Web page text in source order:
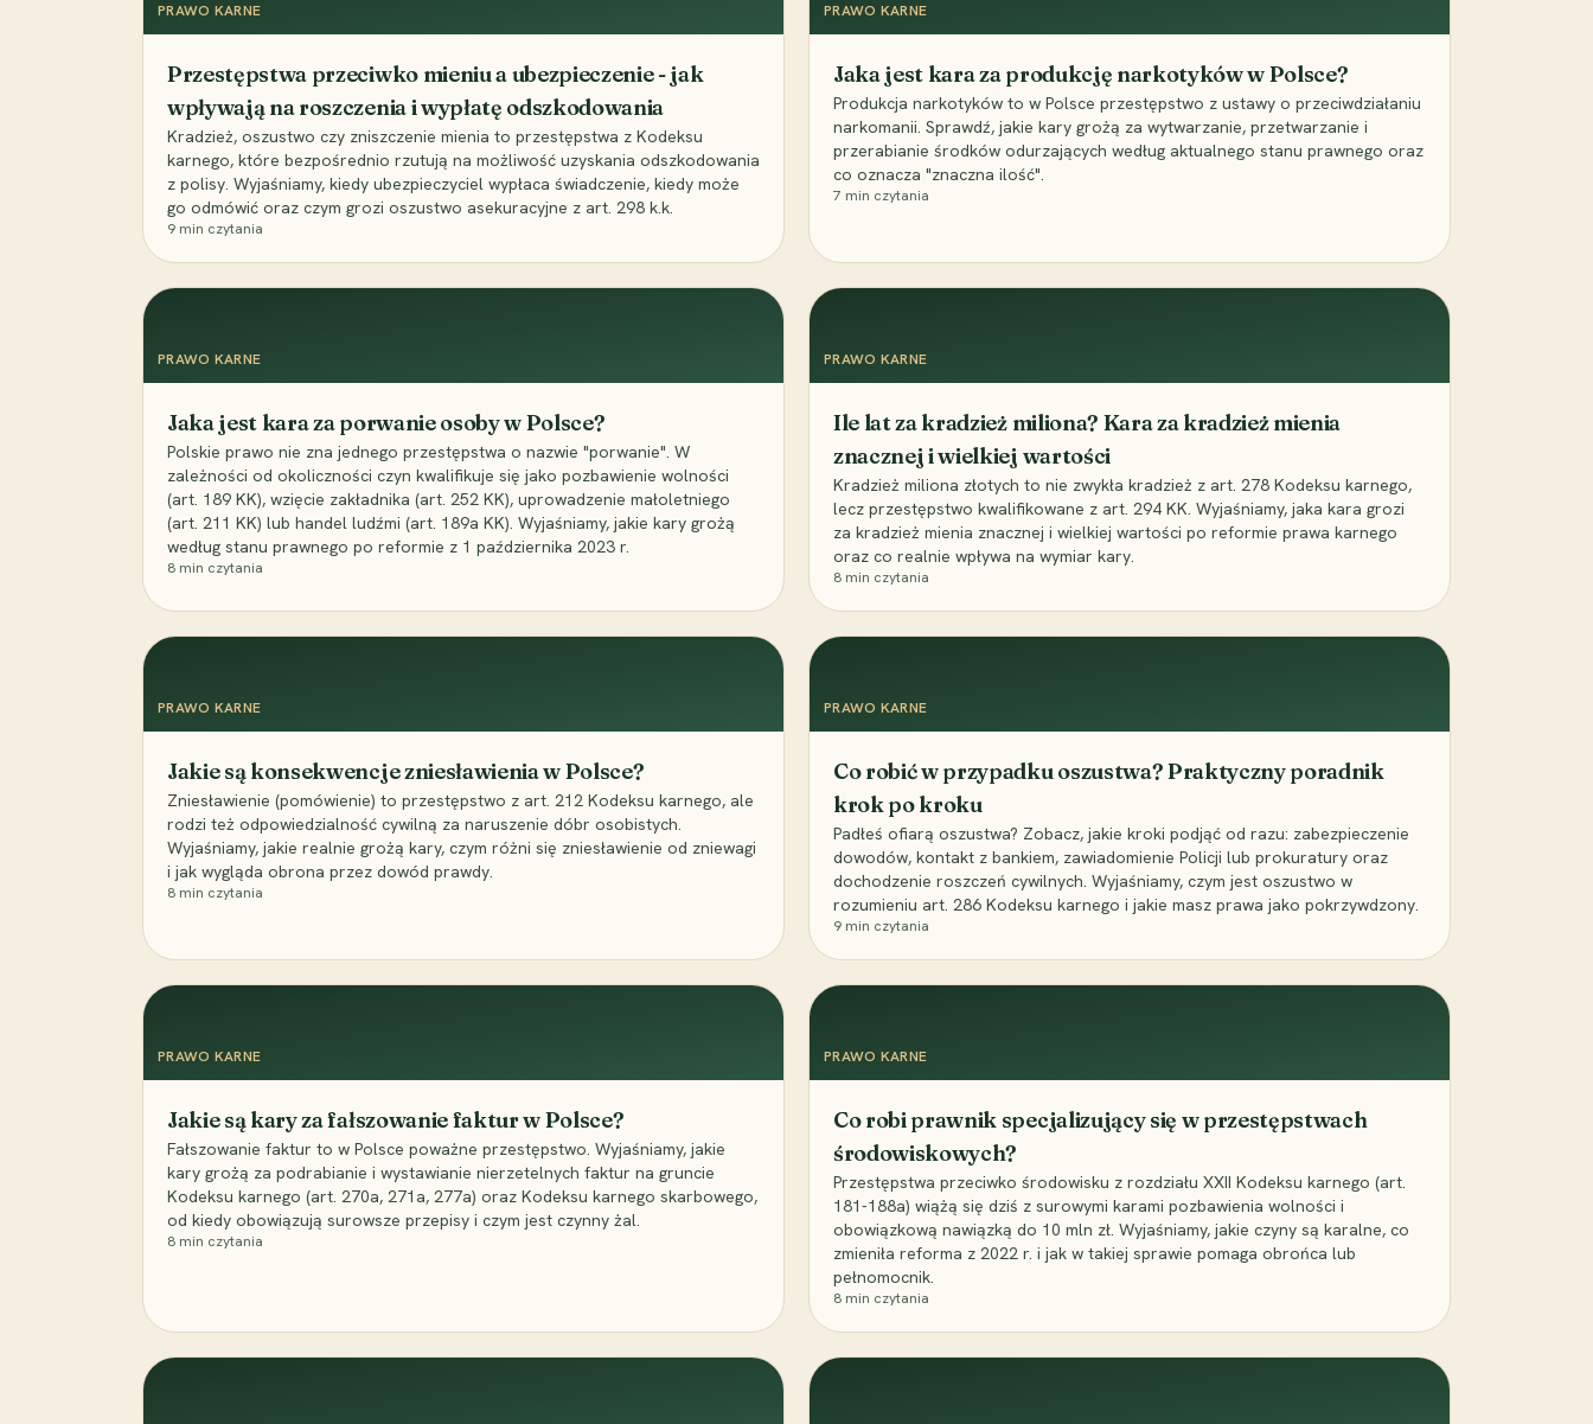
PRAWO KARNE
Przestępstwa przeciwko mieniu a ubezpieczenie - jak
wpływają na roszczenia i wypłatę odszkodowania
Kradzież, oszustwo czy zniszczenie mienia to przestępstwa z Kodeksu
karnego, które bezpośrednio rzutują na możliwość uzyskania odszkodowania
z polisy. Wyjaśniamy, kiedy ubezpieczyciel wypłaca świadczenie, kiedy może
go odmówić oraz czym grozi oszustwo asekuracyjne z art. 298 k.k.
9 min czytania
PRAWO KARNE
Jaka jest kara za produkcję narkotyków w Polsce?
Produkcja narkotyków to w Polsce przestępstwo z ustawy o przeciwdziałaniu
narkomanii. Sprawdź, jakie kary grożą za wytwarzanie, przetwarzanie i
przerabianie środków odurzających według aktualnego stanu prawnego oraz
co oznacza "znaczna ilość".
7 min czytania
PRAWO KARNE
Jaka jest kara za porwanie osoby w Polsce?
Polskie prawo nie zna jednego przestępstwa o nazwie "porwanie". W
zależności od okoliczności czyn kwalifikuje się jako pozbawienie wolności
(art. 189 KK), wzięcie zakładnika (art. 252 KK), uprowadzenie małoletniego
(art. 211 KK) lub handel ludźmi (art. 189a KK). Wyjaśniamy, jakie kary grożą
według stanu prawnego po reformie z 1 października 2023 r.
8 min czytania
PRAWO KARNE
Ile lat za kradzież miliona? Kara za kradzież mienia
znacznej i wielkiej wartości
Kradzież miliona złotych to nie zwykła kradzież z art. 278 Kodeksu karnego,
lecz przestępstwo kwalifikowane z art. 294 KK. Wyjaśniamy, jaka kara grozi
za kradzież mienia znacznej i wielkiej wartości po reformie prawa karnego
oraz co realnie wpływa na wymiar kary.
8 min czytania
PRAWO KARNE
Jakie są konsekwencje zniesławienia w Polsce?
Zniesławienie (pomówienie) to przestępstwo z art. 212 Kodeksu karnego, ale
rodzi też odpowiedzialność cywilną za naruszenie dóbr osobistych.
Wyjaśniamy, jakie realnie grożą kary, czym różni się zniesławienie od zniewagi
i jak wygląda obrona przez dowód prawdy.
8 min czytania
PRAWO KARNE
Co robić w przypadku oszustwa? Praktyczny poradnik
krok po kroku
Padłeś ofiarą oszustwa? Zobacz, jakie kroki podjąć od razu: zabezpieczenie
dowodów, kontakt z bankiem, zawiadomienie Policji lub prokuratury oraz
dochodzenie roszczeń cywilnych. Wyjaśniamy, czym jest oszustwo w
rozumieniu art. 286 Kodeksu karnego i jakie masz prawa jako pokrzywdzony.
9 min czytania
PRAWO KARNE
Jakie są kary za fałszowanie faktur w Polsce?
Fałszowanie faktur to w Polsce poważne przestępstwo. Wyjaśniamy, jakie
kary grożą za podrabianie i wystawianie nierzetelnych faktur na gruncie
Kodeksu karnego (art. 270a, 271a, 277a) oraz Kodeksu karnego skarbowego,
od kiedy obowiązują surowsze przepisy i czym jest czynny żal.
8 min czytania
PRAWO KARNE
Co robi prawnik specjalizujący się w przestępstwach
środowiskowych?
Przestępstwa przeciwko środowisku z rozdziału XXII Kodeksu karnego (art.
181-188a) wiążą się dziś z surowymi karami pozbawienia wolności i
obowiązkową nawiązką do 10 mln zł. Wyjaśniamy, jakie czyny są karalne, co
zmieniła reforma z 2022 r. i jak w takiej sprawie pomaga obrońca lub
pełnomocnik.
8 min czytania